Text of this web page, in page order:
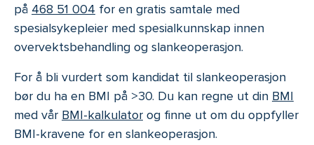
på 468 51 004 for en gratis samtale med
spesialsykepleier med spesialkunnskap innen
overvektsbehandling og slankeoperasjon.
For å bli vurdert som kandidat til slankeoperasjon
bør du ha en BMI på >30. Du kan regne ut din BMI
med vår BMI-kalkulator og finne ut om du oppfyller
BMI-kravene for en slankeoperasjon.